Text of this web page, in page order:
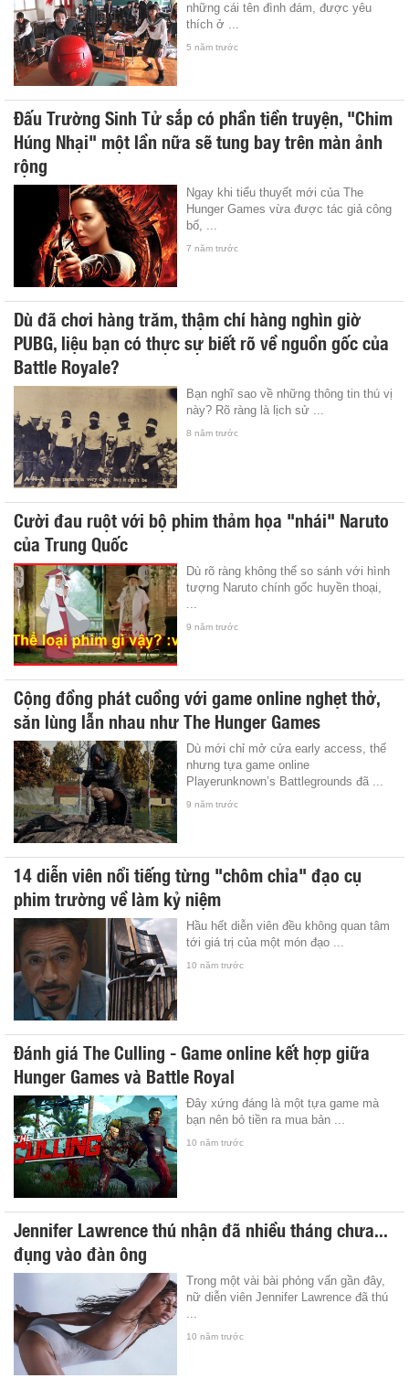
những cái tên đình đám, được yêu
thích ở ...
5 năm trước
Đấu Trường Sinh Tử sắp có phần tiền truyện, "Chim
Húng Nhại" một lần nữa sẽ tung bay trên màn ảnh
rộng
Ngay khi tiểu thuyết mới của The
Hunger Games vừa được tác giả công
bố, ...
7 năm trước
Dù đã chơi hàng trăm, thậm chí hàng nghìn giờ
PUBG, liệu bạn có thực sự biết rõ về nguồn gốc của
Battle Royale?
Bạn nghĩ sao về những thông tin thú vị
này? Rõ ràng là lịch sử ...
8 năm trước
Cười đau ruột với bộ phim thảm họa "nhái" Naruto
của Trung Quốc
Dù rõ ràng không thể so sánh với hình
tượng Naruto chính gốc huyền thoại,
9 năm trước
Cộng đồng phát cuồng với game online nghẹt thở,
săn lùng lẫn nhau như The Hunger Games
Dù mới chỉ mở cửa early access, thế
nhưng tựa game online
Playerunknown’s Battlegrounds đã ...
9 năm trước
14 diễn viên nổi tiếng từng "chôm chỉa" đạo cụ
phim trường về làm kỷ niệm
Hầu hết diễn viên đều không quan tâm
tới giá trị của một món đạo ...
10 năm trước
Đánh giá The Culling - Game online kết hợp giữa
Hunger Games và Battle Royal
Đây xứng đáng là một tựa game mà
bạn nên bỏ tiền ra mua bản ...
10 năm trước
Jennifer Lawrence thú nhận đã nhiều tháng chưa...
đụng vào đàn ông
Trong một vài bài phỏng vấn gần đây,
nữ diễn viên Jennifer Lawrence đã thú
10 năm trước